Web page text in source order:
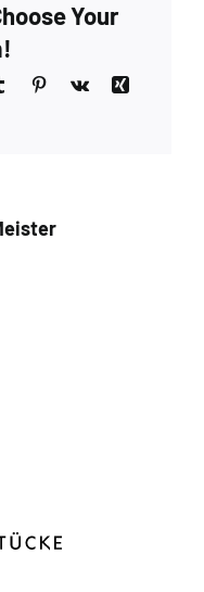
Your
TumblrPinterest
Vk